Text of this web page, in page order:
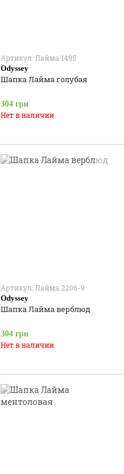
Артикул: Лайма 1495
Odyssey
Шапка Лайма голубая
304 грн
Нет в наличии
Артикул: Лайма 2206-9
Odyssey
Шапка Лайма верблюд
304 грн
Нет в наличии